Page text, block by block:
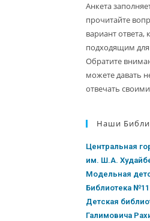
Анкета
прочитайте
вариант ответа,
подходящим для
Обратите
можете давать
отвечать
Наши
Центральная
им. Ш.А.
Модельная
Библиотека №11
Детская
Галимовича